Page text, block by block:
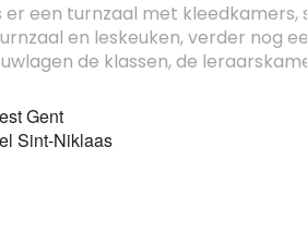
er een turnzaal met
en leskeuken, verder nog
de klassen, de
Gent
Sint-Niklaas